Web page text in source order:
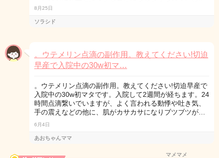
8月25日
ソラシド
。ウテメリン点滴の副作用。教えてください!切迫
早産で入院中の30w初マ…
。ウテメリン点滴の副作用。教えてください!切迫早産で
入院中の30w初マタです。入院して2週間が経ちます。24
時間点滴繋いでいますが、よく言われる動悸や吐き気、
手の震えなどの他に、肌がカサカサになりブツブツが…
6月4日
あおちゃんママ
マメマメ